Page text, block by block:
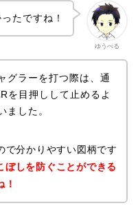
ゆうべる
たですね！
グラーを打つ際は、通
を目押しして止めるよ
ました。
で分かりやすい図柄です
ぼしを防ぐことができる
！